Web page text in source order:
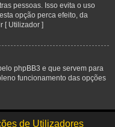
pessoas. Isso evita o uso
opção perca efeito, da
[ Utilizador ]
phpBB3 e que servem para
funcionamento das opções
de Utilizadores